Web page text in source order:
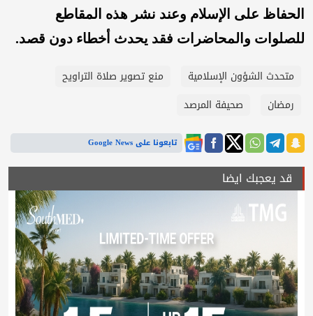
الحفاظ على الإسلام وعند نشر هذه المقاطع
للصلوات والمحاضرات فقد يحدث أخطاء دون قصد.
متحدث الشؤون الإسلامية
منع تصوير صلاة التراويح
رمضان
صحيفة المرصد
تابعونا على Google News
قد يعجبك ايضا